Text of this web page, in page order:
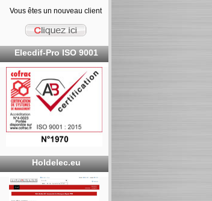
Vous êtes un nouveau client
Elecdif-Pro ISO 9001
Holdelec.eu